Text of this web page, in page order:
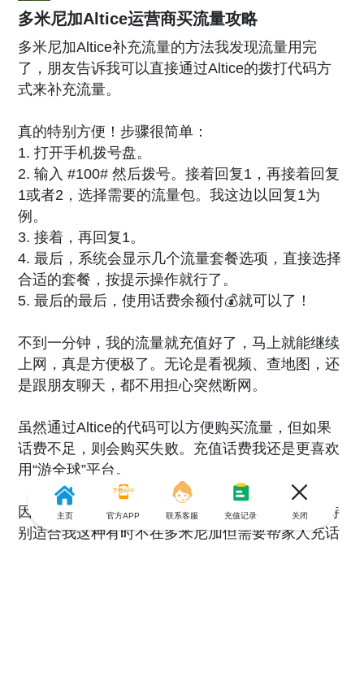
多米尼加Altice运营商买流量攻略
多米尼加Altice补充流量的方法我发现流量用完
了，朋友告诉我可以直接通过Altice的拨打代码方
式来补充流量。
真的特别方便！步骤很简单：
1. 打开手机拨号盘。
2. 输入 #100# 然后拨号。接着回复1，再接着回复
1或者2，选择需要的流量包。我这边以回复1为
例。
3. 接着，再回复1。
4. 最后，系统会显示几个流量套餐选项，直接选择
合适的套餐，按提示操作就行了。
5. 最后的最后，使用话费余额付💰就可以了！
不到一分钟，我的流量就充值好了，马上就能继续
上网，真是方便极了。无论是看视频、查地图，还
是跟朋友聊天，都不用担心突然断网。
虽然通过Altice的代码可以方便购买流量，但如果
话费不足，则会购买失败。充值话费我还是更喜欢
用“游全球”平台。
因为它不仅操作简单，还能在全球范围内充值，特
别适合我这种有时不在多米尼加但需要帮家人充话
主页 官方APP 联系客服 充值记录 关闭